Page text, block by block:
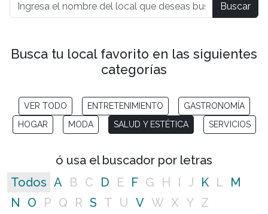
Buscar
Busca tu local favorito en las siguientes
categorías
VER TODO ENTRETENIMIENTO
GASTRONOMÍA
HOGAR
MODA SALUD Y ESTÉTICA SERVICIOS
ó usa el buscador por letras
Todos A B C D E F G H I J K L M
N
O P Q R S T U V W X Y Z